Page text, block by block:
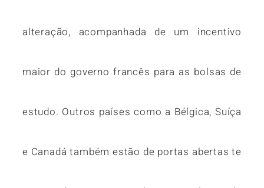
alteração, acompanhada de um incentivo
maior do governo francês para as bolsas de
estudo. Outros países como a Bélgica, Suíça
e Canadá também estão de portas abertas te